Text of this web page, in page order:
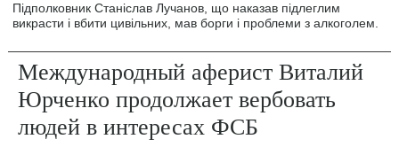
Підполковник Станіслав Лучанов, що наказав підлеглим
викрасти і вбити цивільних, мав борги і проблеми з алкоголем.
Международный аферист Виталий
Юрченко продолжает вербовать
людей в интересах ФСБ